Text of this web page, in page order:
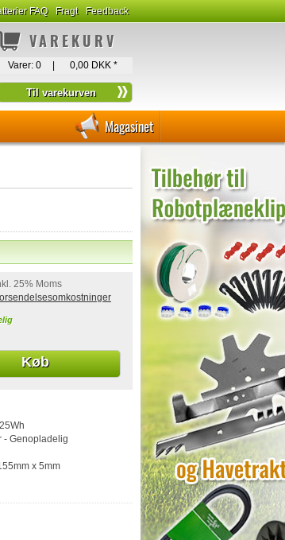
FAQ Fragt Feedback
VAREKURV
Varer: 0 0,00 DKK *
Magasinet
25% Moms
Køb
- Genopladelig
x 5mm